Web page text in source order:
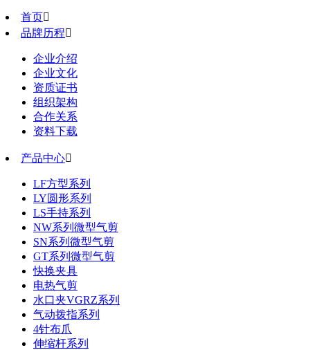
首页
品牌历程
企业介绍
企业文化
资质证书
组织架构
合作关系
资料下载
产品中心
LF方型系列
LY圆形系列
LS手持系列
NW系列微型气剪
SN系列微型气剪
GT系列微型气剪
快换夹具
电热气剪
水口夹VGRZ系列
气动拨指系列
4针布爪
伸缩杆系列